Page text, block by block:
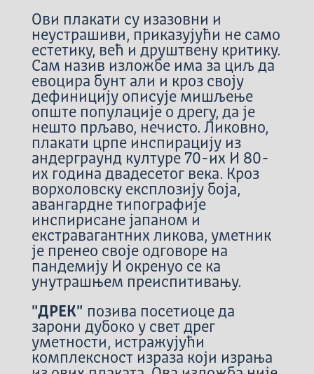
Ови плакати су изазовни и
неустрашиви, приказујући не само
естетику, већ и друштвену критику.
Сам назив изложбе има за циљ да
евоцира бунт али и кроз своју
дефиницију описује мишљење
опште популације о дрегу, да је
нешто прљаво, нечисто. Ликовно,
плакати црпе инспирацију из
андерграунд културе 70-их И 80-
их година двадесетог века. Кроз
ворхоловску експлозију боја,
авангардне типографије
инспирисане јапаном и
екстравагантних ликова, уметник
је пренео своје одговоре на
пандемију И окренуо се ка
унутрашњем преиспитивању.
"ДРЕК" позива посетиоце да
зарони дубоко у свет дрег
уметности, истражујући
комплексност израза који израња